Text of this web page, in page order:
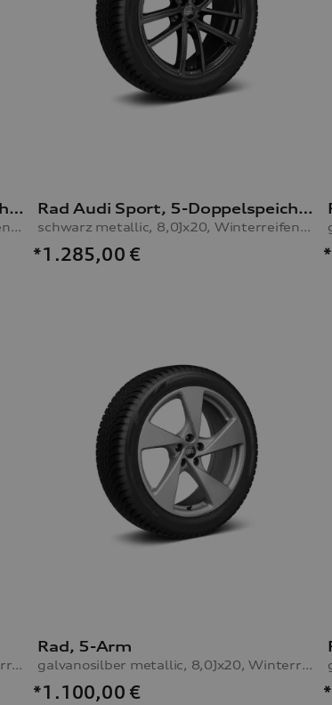
Rad Audi Sport, 5-Doppelspeichen mit RS-Schriftzug
schwarz metallic, 8,0Jx20, Winterreifen 255/45 R20 105V XL, rechts
Rad Audi Sport, 5-Doppelspeichen mit RS-Schriftzug
schwarz metallic, 8,0Jx20, Winterreifen 255/45 R20 105V XL, links
*1.285,00 €
galvanosilber metallic, 8,0Jx20, Winterreifen 255/45 R20 105V XL, links, mit Reifendruckkontrollsystem
Rad, 5-Arm
galvanosilber metallic, 8,0Jx20, Winterreifen 255/45 R20 105V XL, rechts, ohne Reifendruckkontrollsystem
*1.100,00 €